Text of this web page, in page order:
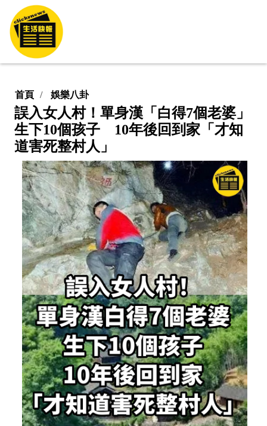
首頁 娛樂八卦
誤入女人村！單身漢「白得7個老婆」
生下10個孩子 10年後回到家「才知
道害死整村人」